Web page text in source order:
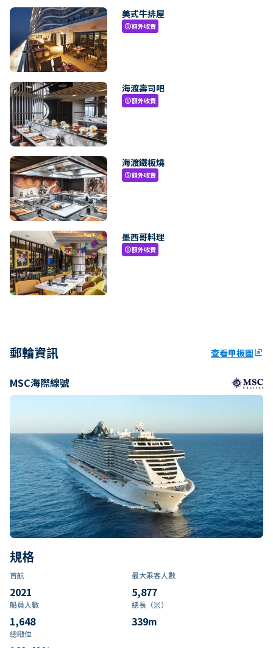
美式牛排屋
paid額外收費
海渡壽司吧
paid額外收費
海渡鐵板燒
paid額外收費
墨西哥料理
paid額外收費
郵輪資訊 查看甲板圖ungroup
MSC海際線號
規格
首航
2021
最大乘客人數
5,877
船員人數
1,648
總長（米）
339m
總噸位